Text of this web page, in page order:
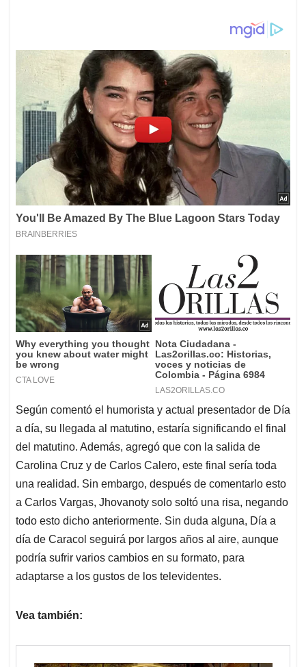
Según comentó el humorista y actual presentador de Día
a día, su llegada al matutino, estaría significando el final
del matutino. Además, agregó que con la salida de
Carolina Cruz y de Carlos Calero, este final sería toda
una realidad. Sin embargo, después de comentarlo esto
a Carlos Vargas, Jhovanoty solo soltó una risa, negando
todo esto dicho anteriormente. Sin duda alguna, Día a
día de Caracol seguirá por largos años al aire, aunque
podría sufrir varios cambios en su formato, para
adaptarse a los gustos de los televidentes.
Vea también: